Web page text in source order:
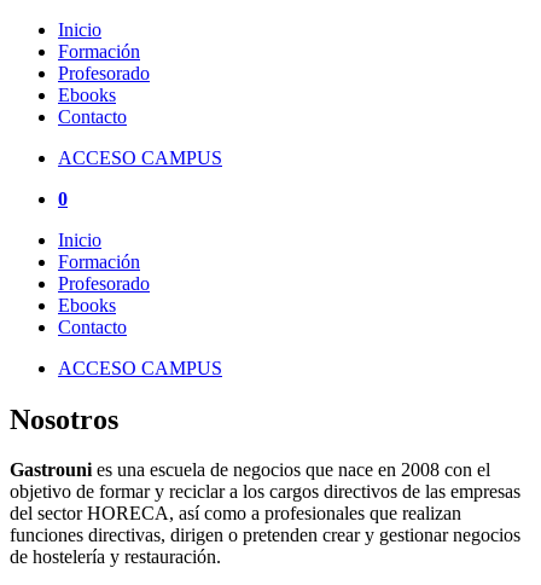
Inicio
Formación
Profesorado
Ebooks
Contacto
ACCESO CAMPUS
0
Inicio
Formación
Profesorado
Ebooks
Contacto
ACCESO CAMPUS
Nosotros
Gastrounies una escuela de negocios que nace en 2008 con el
objetivo de formar y reciclar a los cargos directivos de las empresas
del sector HORECA, así como a profesionales que realizan
funciones directivas, dirigen o pretenden crear y gestionar negocios
de hostelería y restauración.